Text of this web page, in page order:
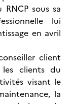
sous sa
lui
en avril
client
les clients du
visant le
la